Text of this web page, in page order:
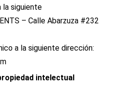
la siguiente
– Calle Abarzuza #232
a la siguiente dirección:
intelectual